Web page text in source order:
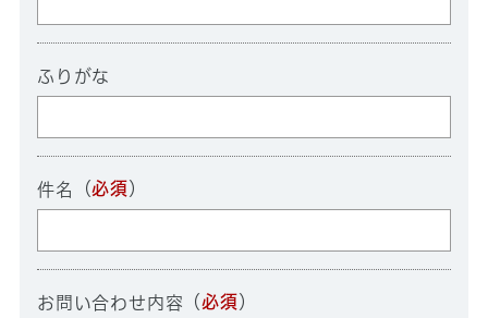
ふりがな
件名 （必須 ）
お問い合わせ内容 （必須 ）